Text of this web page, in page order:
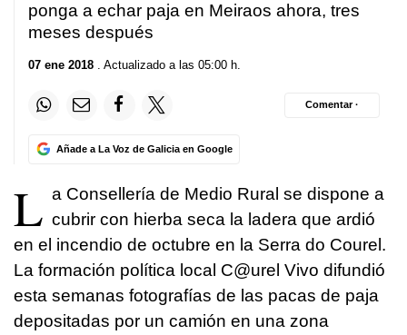
ponga a echar paja en Meiraos ahora, tres
meses después
07 ene 2018 . Actualizado a las 05:00 h.
Añade a La Voz de Galicia en Google
Comentar ·
L a Consellería de Medio Rural se dispone a
cubrir con hierba seca la ladera que ardió
en el incendio de octubre en la Serra do Courel.
La formación política local C@urel Vivo difundió
esta semanas fotografías de las pacas de paja
depositadas por un camión en una zona